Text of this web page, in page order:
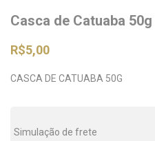
Casca de Catuaba 50g
R$5,00
CASCA DE CATUABA 50G
Simulação de frete